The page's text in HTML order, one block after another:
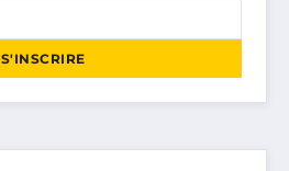
S'INSCRIRE